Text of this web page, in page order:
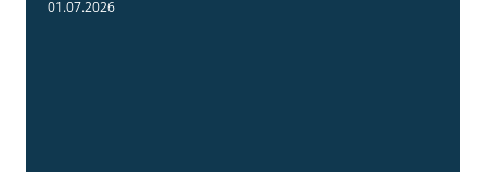
01.07.2026